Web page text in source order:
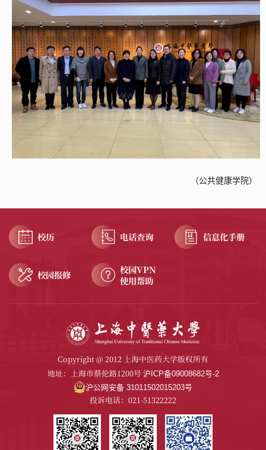
（公共健康学院）
校历 电话查询 信息化手册
校园报修
校园VPN
使用帮助
Copyright @ 2012 上海中医药大学版权所有
地址：上海市蔡伦路1200号 沪ICP备09008682号-2
沪公网安备 31011502015203号
投诉电话：021-51322222